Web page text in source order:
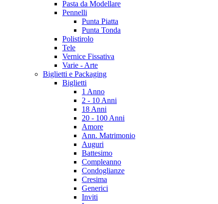
Pasta da Modellare
Pennelli
Punta Piatta
Punta Tonda
Polistirolo
Tele
Vernice Fissativa
Varie - Arte
Biglietti e Packaging
Biglietti
1 Anno
2 - 10 Anni
18 Anni
20 - 100 Anni
Amore
Ann. Matrimonio
Auguri
Battesimo
Compleanno
Condoglianze
Cresima
Generici
Inviti